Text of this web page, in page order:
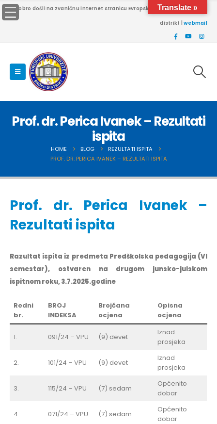
Dobro došli na zvaničnu internet stranicu Evropskog univerziteta Brčko
distrikt |webmail
Prof. dr. Perica Ivanek – Rezultati
ispita
HOME BLOG
REZULTATI ISPITA
PROF. DR. PERICA IVANEK – REZULTATI ISPITA
Prof. dr. Perica Ivanek –
Rezultati ispita
Razultat ispita iz predmeta Predškolska pedagogija (VI
semestar), ostvaren na drugom junsko-julskom
ispitnom roku, 3.7.2025.godine
Redni
br.
BROJ
INDEKSA
Brojčana
ocjena
Opisna
ocjena
1. 091/24 – VPU (9) devet
Iznad
prosjeka
2. 101/24 – VPU (9) devet
Iznad
prosjeka
3. 115/24 – VPU (7) sedam
Općenito
dobar
4. 071/24 – VPU (7) sedam
Općenito
dobar
Translate »